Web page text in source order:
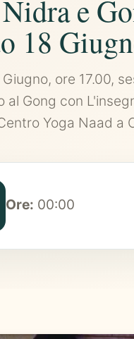
e
18
ore 17.00,
al Gong con
Yoga Naad a
Ore: 00:00